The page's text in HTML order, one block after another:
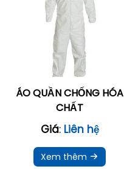
ÁO QUẦN CHỐNG HÓA
CHẤT
Giá: Liên hệ
Xem thêm